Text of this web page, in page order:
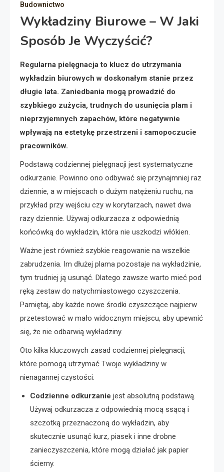
Budownictwo
Wykładziny Biurowe – W Jaki
Sposób Je Wyczyścić?
Regularna pielęgnacja to klucz do utrzymania
wykładzin biurowych w doskonałym stanie przez
długie lata. Zaniedbania mogą prowadzić do
szybkiego zużycia, trudnych do usunięcia plam i
nieprzyjemnych zapachów, które negatywnie
wpływają na estetykę przestrzeni i samopoczucie
pracowników.
Podstawą codziennej pielęgnacji jest systematyczne
odkurzanie. Powinno ono odbywać się przynajmniej raz
dziennie, a w miejscach o dużym natężeniu ruchu, na
przykład przy wejściu czy w korytarzach, nawet dwa
razy dziennie. Używaj odkurzacza z odpowiednią
końcówką do wykładzin, która nie uszkodzi włókien.
Ważne jest również szybkie reagowanie na wszelkie
zabrudzenia. Im dłużej plama pozostaje na wykładzinie,
tym trudniej ją usunąć. Dlatego zawsze warto mieć pod
ręką zestaw do natychmiastowego czyszczenia.
Pamiętaj, aby każde nowe środki czyszczące najpierw
przetestować w mało widocznym miejscu, aby upewnić
się, że nie odbarwią wykładziny.
Oto kilka kluczowych zasad codziennej pielęgnacji,
które pomogą utrzymać Twoje wykładziny w
nienagannej czystości:
Codzienne odkurzanie jest absolutną podstawą.
Używaj odkurzacza z odpowiednią mocą ssącą i
szczotką przeznaczoną do wykładzin, aby
skutecznie usunąć kurz, piasek i inne drobne
zanieczyszczenia, które mogą działać jak papier
ścierny.